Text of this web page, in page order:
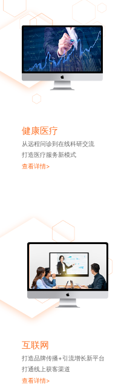
健康医疗
从远程问诊到在线科研交流
打造医疗服务新模式
查看详情>
互联网
打造品牌传播+引流增长新平台
打通线上获客渠道
查看详情>